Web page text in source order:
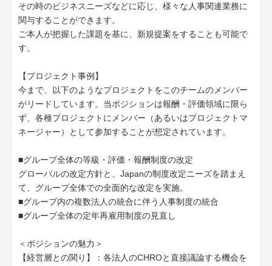
その時のビジネスニーズなどに応じ、様々な人事関連業務に
関与することができます。
ご本人が把握した課題を基に、新規提案をすることも可能で
す。
【プロジェクト事例】
今まで、以下のようなプロジェクトをこのチームのメンバー
がリードしています。当ポジションは報酬・評価領域に限ら
ず、各種プロジェクトにメンバー（あるいはプロジェクトマ
ネージャー）として参加することが想定されています。
■グループ全体の等級・評価・報酬制度の改定
グローバルの改定方針と、Japanの制度改定ニーズを踏まえ
て、グループ全体での全面的な改定を実施。
■グループ内の複数法人の統合に伴う人事制度の統合
■グループ全体の定年再雇用制度の見直し
＜ポジションの魅力＞
【経営層との関り】：各法人のCHROと直接議論する機会を